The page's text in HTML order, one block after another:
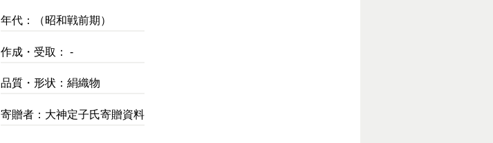
年代：（昭和戦前期）
作成・受取： -
品質・形状：絹織物
寄贈者：大神定子氏寄贈資料